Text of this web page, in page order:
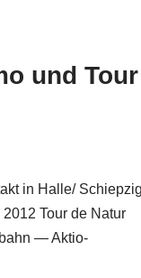
und Tour
in Halle/​​
Tour de Natur
— Aktio­